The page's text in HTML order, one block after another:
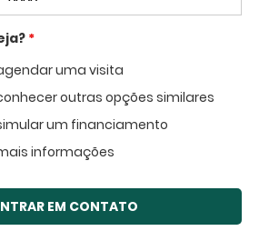
*
uma visita
outras opções similares
um financiamento
informações
EM CONTATO
Voltar